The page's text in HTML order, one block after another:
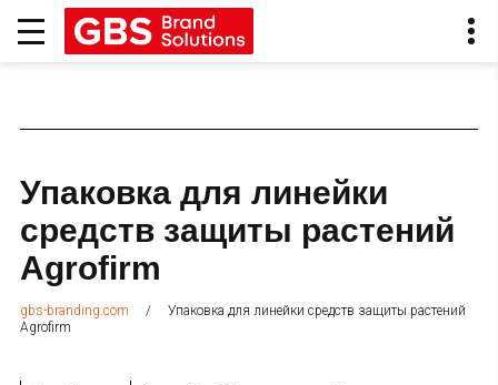
Упаковка для линейки
средств защиты растений
Agrofirm
gbs-branding.com /
Упаковка для линейки средств защиты растений
Agrofirm